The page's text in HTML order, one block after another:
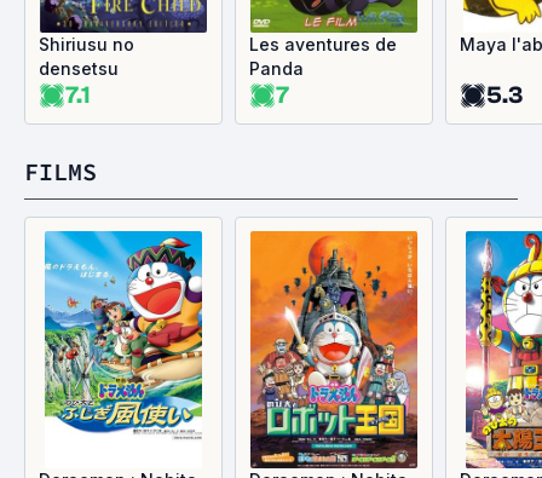
Shiriusu no
densetsu
7.1
Les aventures de
Panda
7
Maya
5.3
FILMS